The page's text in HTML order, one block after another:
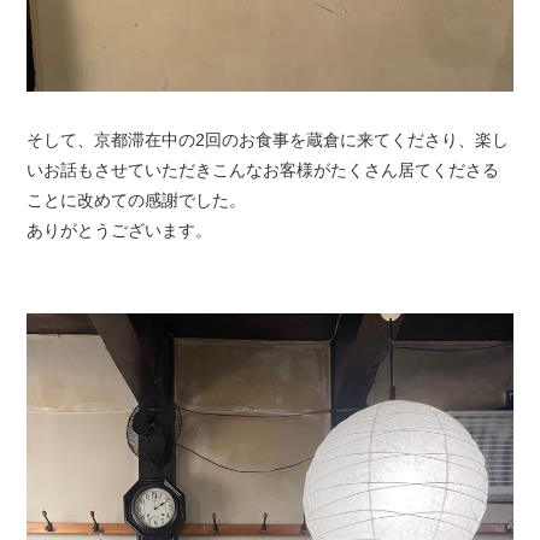
そして、京都滞在中の2回のお食事を蔵倉に来てくださり、楽し
いお話もさせていただきこんなお客様がたくさん居てくださる
ことに改めての感謝でした。
ありがとうございます。